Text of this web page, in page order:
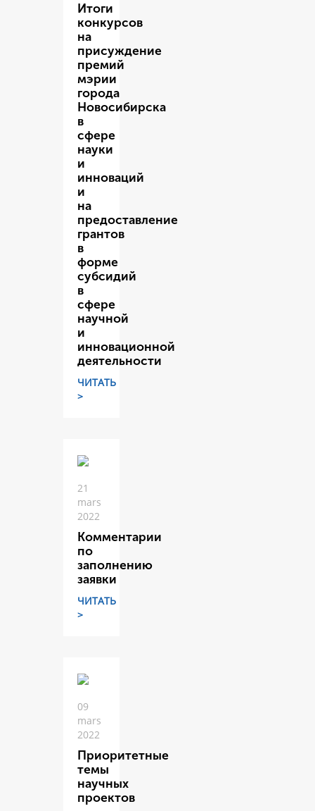
Итоги
конкурсов
на
присуждение
премий
мэрии
города
Новосибирска
в
сфере
науки
и
инноваций
и
на
предоставление
грантов
в
форме
субсидий
в
сфере
научной
и
инновационной
деятельности
ЧИТАТЬ
>
21
mars
2022
Комментарии
по
заполнению
заявки
ЧИТАТЬ
>
09
mars
2022
Приоритетные
темы
научных
проектов